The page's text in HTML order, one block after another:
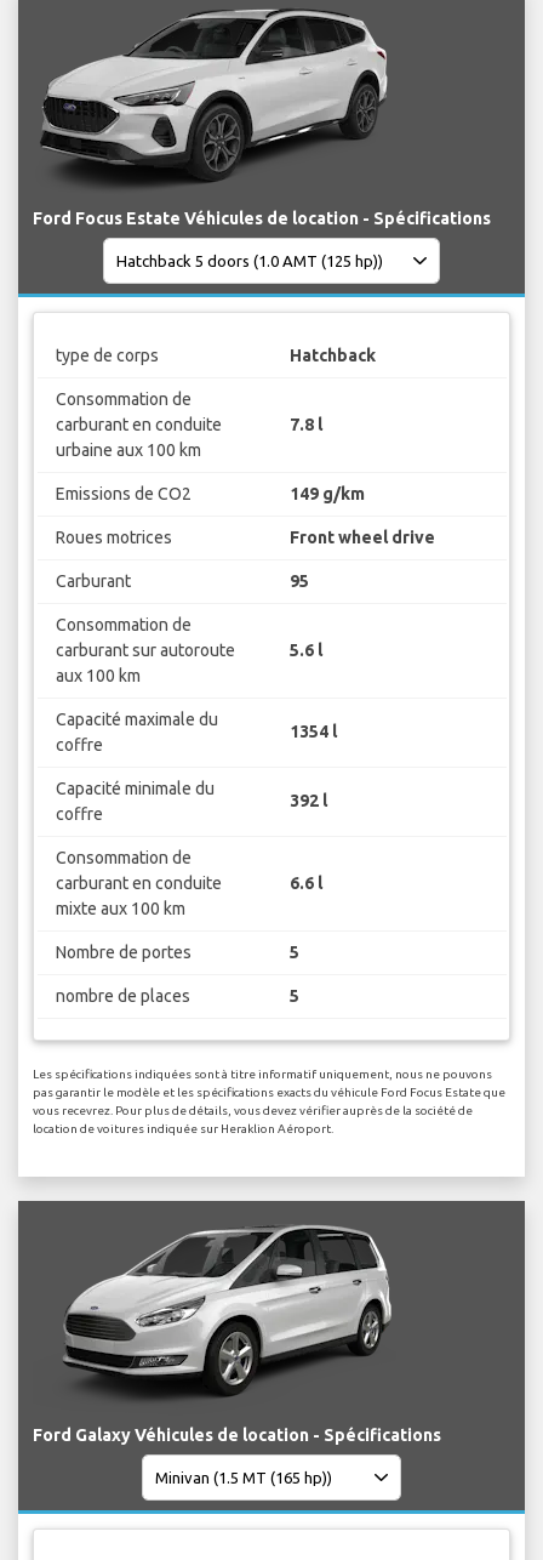
Ford Focus Estate Véhicules de location - Spécifications
type de corps Hatchback
Consommation de
carburant en conduite
urbaine aux 100 km
7.8 l
Emissions de CO2 149 g/km
Roues motrices Front wheel drive
Carburant 95
Consommation de
carburant sur autoroute
aux 100 km
5.6 l
Capacité maximale du
coffre
1354 l
Capacité minimale du
coffre
392 l
Consommation de
carburant en conduite
mixte aux 100 km
6.6 l
Nombre de portes 5
nombre de places 5
Les spécifications indiquées sont à titre informatif uniquement, nous ne pouvons
pas garantir le modèle et les spécifications exacts du véhicule Ford Focus Estate que
vous recevrez. Pour plus de détails, vous devez vérifier auprès de la société de
location de voitures indiquée sur Heraklion Aéroport.
Ford Galaxy Véhicules de location - Spécifications